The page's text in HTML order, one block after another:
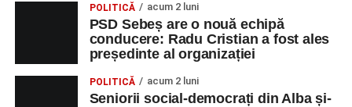
Primul concert din cadrul String Symphonic Camp
2026 a adus emoție și aplauze la Sebeș
În luna august, cele mai recente lucrări ale lui Eugen
Măcinic pot fi admirate la Primăria Sebeș
POLITICĂ acum 2 luni
PSD Sebeș are o nouă echipă
conducere: Radu Cristian a fost ales
președinte al organizației
POLITICĂ acum 2 luni
Seniorii social-democrați din Alba și-